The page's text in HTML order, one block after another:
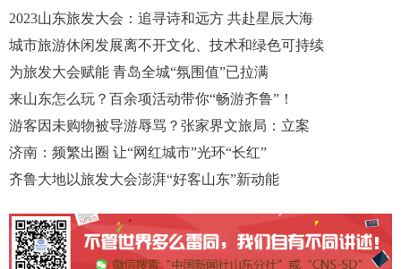
2023山东旅发大会：追寻诗和远方 共赴星辰大海
城市旅游休闲发展离不开文化、技术和绿色可持续
为旅发大会赋能 青岛全城“氛围值”已拉满
来山东怎么玩？百余项活动带你“畅游齐鲁”！
游客因未购物被导游辱骂？张家界文旅局：立案
济南：频繁出圈 让“网红城市”光环“长红”
齐鲁大地以旅发大会澎湃“好客山东”新动能